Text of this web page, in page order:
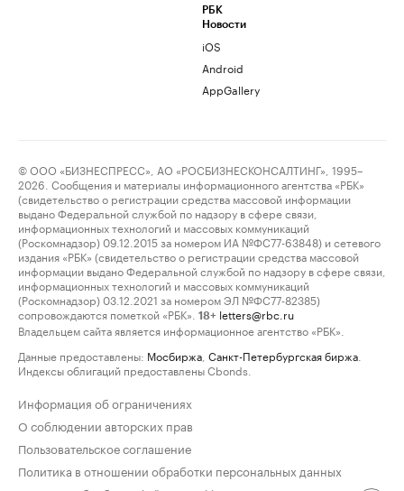
РБК
Новости
iOS
Android
AppGallery
© ООО «БИЗНЕСПРЕСС», АО «РОСБИЗНЕСКОНСАЛТИНГ», 1995–
2026. Сообщения и материалы информационного агентства «РБК»
(свидетельство о регистрации средства массовой информации
выдано Федеральной службой по надзору в сфере связи,
информационных технологий и массовых коммуникаций
(Роскомнадзор) 09.12.2015 за номером ИА №ФС77-63848) и сетевого
издания «РБК» (свидетельство о регистрации средства массовой
информации выдано Федеральной службой по надзору в сфере связи,
информационных технологий и массовых коммуникаций
(Роскомнадзор) 03.12.2021 за номером ЭЛ №ФС77-82385)
сопровождаются пометкой «РБК».
18+ letters@rbc.ru
Владельцем сайта является информационное агентство «РБК».
Данные предоставлены: Мосбиржа Санкт-Петербургская биржа
Индексы облигаций предоставлены Cbonds.
Информация об ограничениях
О соблюдении авторских прав
Пользовательское соглашение
Политика в отношении обработки персональных данных